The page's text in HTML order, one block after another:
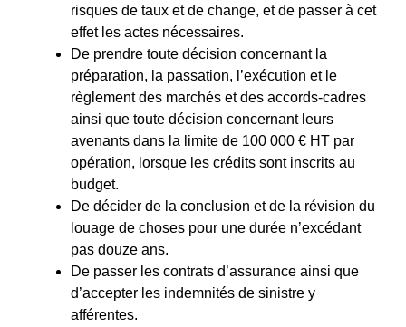
risques de taux et de change, et de passer à cet
effet les actes nécessaires.
De prendre toute décision concernant la
préparation, la passation, l’exécution et le
règlement des marchés et des accords-cadres
ainsi que toute décision concernant leurs
avenants dans la limite de 100 000 € HT par
opération, lorsque les crédits sont inscrits au
budget.
De décider de la conclusion et de la révision du
louage de choses pour une durée n’excédant
pas douze ans.
De passer les contrats d’assurance ainsi que
d’accepter les indemnités de sinistre y
afférentes.